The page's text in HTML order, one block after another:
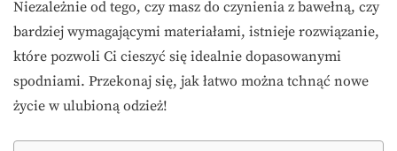
Niezależnie od tego, czy masz do czynienia z bawełną, czy
bardziej wymagającymi materiałami, istnieje rozwiązanie,
które pozwoli Ci cieszyć się idealnie dopasowanymi
spodniami. Przekonaj się, jak łatwo można tchnąć nowe
życie w ulubioną odzież!